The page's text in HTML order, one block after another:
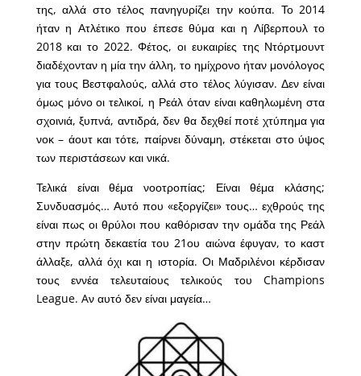
της, αλλά στο τέλος πανηγυρίζει την κούπα. Το 2014
ήταν η Ατλέτικο που έπεσε θύμα και η Λίβερπουλ το
2018 και το 2022. Φέτος, οι ευκαιρίες της Ντόρτμουντ
διαδέχονταν η μία την άλλη, το ημίχρονο ήταν μονόλογος
για τους Βεστφαλούς, αλλά στο τέλος λύγισαν. Δεν είναι
όμως μόνο οι τελικοί, η Ρεάλ όταν είναι καθηλωμένη στα
σχοινιά, ξυπνά, αντιδρά, δεν θα δεχθεί ποτέ χτύπημα για
νοκ – άουτ και τότε, παίρνει δύναμη, στέκεται στο ύψος
των περιστάσεων και νικά.
Τελικά είναι θέμα νοοτροπίας; Είναι θέμα κλάσης;
Συνδυασμός… Αυτό που «εξοργίζει» τους… εχθρούς της
είναι πως οι θρύλοι που καθόρισαν την ομάδα της Ρεάλ
στην πρώτη δεκαετία του 21ου αιώνα έφυγαν, το καστ
άλλαξε, αλλά όχι και η ιστορία. Οι Μαδριλένοι κέρδισαν
τους εννέα τελευταίους τελικούς του Champions
League. Aν αυτό δεν είναι μαγεία…